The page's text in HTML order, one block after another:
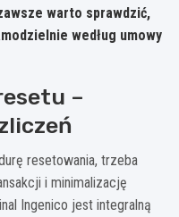
warto sprawdzić,
według umowy
–
resetowania, trzeba
i minimalizację
Ingenico jest integralną